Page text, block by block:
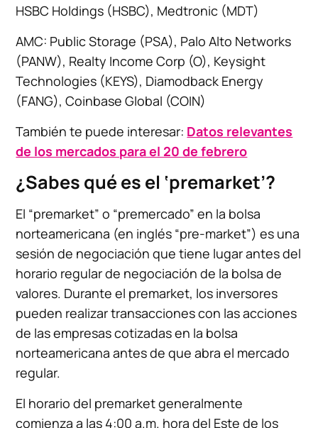
HSBC Holdings (HSBC), Medtronic (MDT)
AMC: Public Storage (PSA), Palo Alto Networks
(PANW), Realty Income Corp (O), Keysight
Technologies (KEYS), Diamodback Energy
(FANG), Coinbase Global (COIN)
También te puede interesar: Datos relevantes
de los mercados para el 20 de febrero
¿Sabes qué es el ‘premarket’?
El “premarket” o “premercado” en la bolsa
norteamericana (en inglés “pre-market”) es una
sesión de negociación que tiene lugar antes del
horario regular de negociación de la bolsa de
valores. Durante el premarket, los inversores
pueden realizar transacciones con las acciones
de las empresas cotizadas en la bolsa
norteamericana antes de que abra el mercado
regular.
El horario del premarket generalmente
comienza a las 4:00 a.m. hora del Este de los